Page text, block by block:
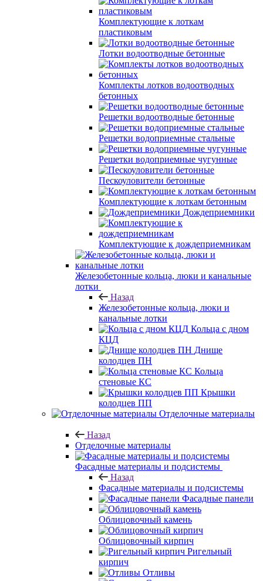
Комплектующие к лоткам
пластиковым
Лотки водоотводные бетонные
Комплекты лотков водоотводных
бетонных
Решетки водоотводные бетонные
Решетки водоприемные стальные
Решетки водоприемные чугунные
Пескоуловители бетонные
Комплектующие к лоткам бетонным
Дождеприемники
Комплектующие к дождеприемникам
Железобетонные кольца, люки и канальные
лотки
Назад
Железобетонные кольца, люки и
канальные лотки
Кольца с дном
КЦД
Днище
колодцев ПН
Кольца
стеновые КС
Крышки
колодцев ПП
Отделочные материалы
Назад
Отделочные материалы
Фасадные материалы и подсистемы
Назад
Фасадные материалы и подсистемы
Фасадные панели
Облицовочный камень
Облицовочный кирпич
Ригельный
кирпич
Отливы